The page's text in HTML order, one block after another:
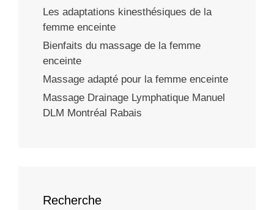
Les adaptations kinesthésiques de la
femme enceinte
Bienfaits du massage de la femme
enceinte
Massage adapté pour la femme enceinte
Massage Drainage Lymphatique Manuel
DLM Montréal Rabais
Recherche